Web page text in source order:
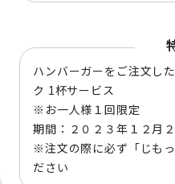
ハンバーガーをご注文し
ク 1杯サービス
※お一人様１回限定
期間：２０２３年１２月
※注文の際に必ず「じも
ださい